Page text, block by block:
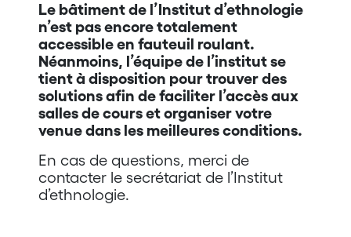
Le bâtiment de l’Institut d’ethnologie
n’est pas encore totalement
accessible en fauteuil roulant.
Néanmoins, l’équipe de l’institut se
tient à disposition pour trouver des
solutions afin de faciliter l’accès aux
salles de cours et organiser votre
venue dans les meilleures conditions.
En cas de questions, merci de
contacter le secrétariat de l’Institut
d’ethnologie.